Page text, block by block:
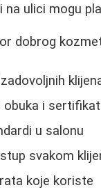
na ulici mogu
dobrog
obuka i
u salonu
svakom
koje koriste